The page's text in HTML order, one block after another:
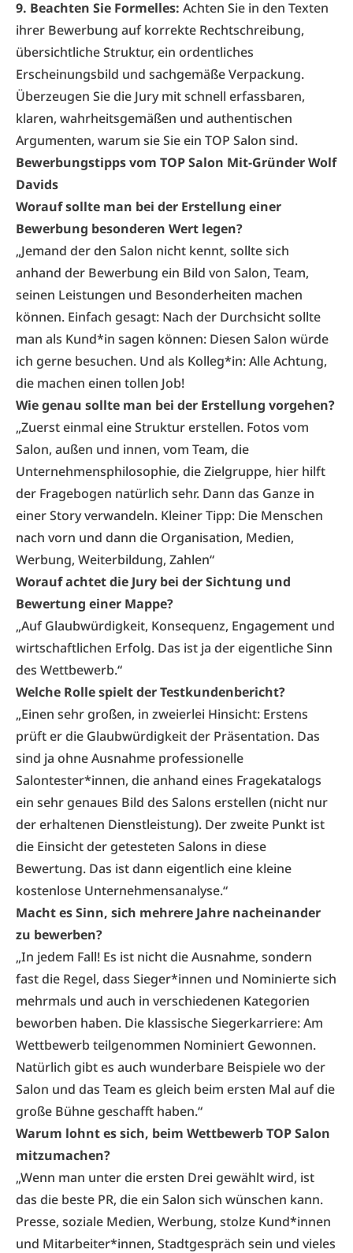
9. Beachten Sie Formelles: Achten Sie in den Texten
ihrer Bewerbung auf korrekte Rechtschreibung,
übersichtliche Struktur, ein ordentliches
Erscheinungsbild und sachgemäße Verpackung.
Überzeugen Sie die Jury mit schnell erfassbaren,
klaren, wahrheitsgemäßen und authentischen
Argumenten, warum sie Sie ein TOP Salon sind.
Bewerbungstipps vom TOP Salon Mit-Gründer Wolf
Davids
Worauf sollte man bei der Erstellung einer
Bewerbung besonderen Wert legen?
„Jemand der den Salon nicht kennt, sollte sich
anhand der Bewerbung ein Bild von Salon, Team,
seinen Leistungen und Besonderheiten machen
können. Einfach gesagt: Nach der Durchsicht sollte
man als Kund*in sagen können: Diesen Salon würde
ich gerne besuchen. Und als Kolleg*in: Alle Achtung,
die machen einen tollen Job!
Wie genau sollte man bei der Erstellung vorgehen?
„Zuerst einmal eine Struktur erstellen. Fotos vom
Salon, außen und innen, vom Team, die
Unternehmensphilosophie, die Zielgruppe, hier hilft
der Fragebogen natürlich sehr. Dann das Ganze in
einer Story verwandeln. Kleiner Tipp: Die Menschen
nach vorn und dann die Organisation, Medien,
Werbung, Weiterbildung, Zahlen“
Worauf achtet die Jury bei der Sichtung und
Bewertung einer Mappe?
„Auf Glaubwürdigkeit, Konsequenz, Engagement und
wirtschaftlichen Erfolg. Das ist ja der eigentliche Sinn
des Wettbewerb.“
Welche Rolle spielt der Testkundenbericht?
„Einen sehr großen, in zweierlei Hinsicht: Erstens
prüft er die Glaubwürdigkeit der Präsentation. Das
sind ja ohne Ausnahme professionelle
Salontester*innen, die anhand eines Fragekatalogs
ein sehr genaues Bild des Salons erstellen (nicht nur
der erhaltenen Dienstleistung). Der zweite Punkt ist
die Einsicht der getesteten Salons in diese
Bewertung. Das ist dann eigentlich eine kleine
kostenlose Unternehmensanalyse.“
Macht es Sinn, sich mehrere Jahre nacheinander
zu bewerben?
„In jedem Fall! Es ist nicht die Ausnahme, sondern
fast die Regel, dass Sieger*innen und Nominierte sich
mehrmals und auch in verschiedenen Kategorien
beworben haben. Die klassische Siegerkarriere: Am
Wettbewerb teilgenommen Nominiert Gewonnen.
Natürlich gibt es auch wunderbare Beispiele wo der
Salon und das Team es gleich beim ersten Mal auf die
große Bühne geschafft haben.“
Warum lohnt es sich, beim Wettbewerb TOP Salon
mitzumachen?
„Wenn man unter die ersten Drei gewählt wird, ist
das die beste PR, die ein Salon sich wünschen kann.
Presse, soziale Medien, Werbung, stolze Kund*innen
und Mitarbeiter*innen, Stadtgespräch sein und vieles